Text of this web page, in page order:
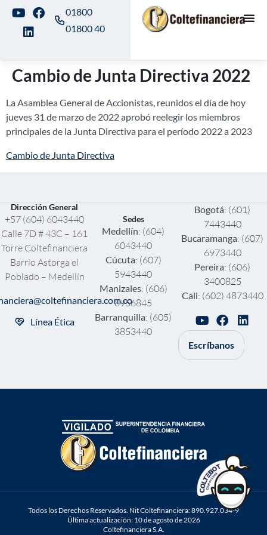
01800
01800 40
Cambio de Junta Directiva 2022
La Asamblea General de Accionistas, reunidos el día de hoy
jueves 31 de marzo de 2022 aprobó reelegir los miembros
principales de la Junta Directiva para el período 2022 a 2023
Cambio de Junta Directiva
Dirección General
+57 (604) 6043440
Calle 7D # 43C – 161
Torre Coltefinanciera
Barrio Astorga el
Poblado – Medellín
Línea Ética
Sedes
Medellín: (604)
6043440
Cúcuta: (607)
5943440
Manizales: (606)
8956845
Barranquilla: (605)
3853440
Bogotá: (601)
7443440
Bucaramanga: (607)
6973440
Pereira: (606)
3400825
Cali: (602) 4873440
Escríbanos
Todos los Derechos Reservados. Nit Coltefinanciera: 890.927.034-9
Última actualización: 10 de agosto de 2026
Coltefinanciera S.A.